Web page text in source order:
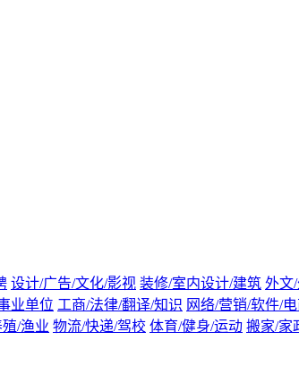
设计/广告/文化/影视 装修/室内设计/建筑 外文
业单位 工商/法律/翻译/知识 网络/营销/软件/
/渔业 物流/快递/驾校 体育/健身/运动 搬家/家